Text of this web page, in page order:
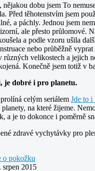
nějakou dobu jsem To
Před těhotenstvím jsem
a páchly. Jednou jsem
ale přesto průlomové.
a podle vzoru ušila
nebo průběžně
různých velikostech a jejich
Konečně jsem totiž v
je dobré i pro planetu.
celým seriálem Jde to i
na které žijeme.
a je to dokonce i poměrně
zdravé vychytávky pro
o pokožku
srpen 2015